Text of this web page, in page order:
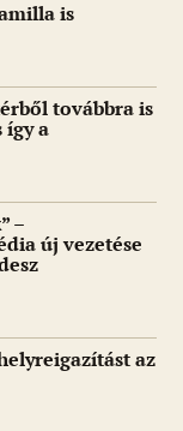
is
továbbra is
így a
–
új vezetése
az